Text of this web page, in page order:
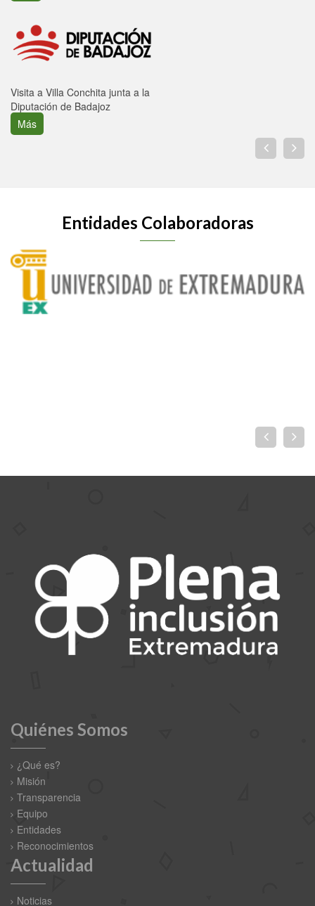
Visita a Villa Conchita junta a la
Diputación de Badajoz
Más
Entidades Colaboradoras
Quiénes Somos
¿Qué es?
Misión
Transparencia
Equipo
Entidades
Reconocimientos
Actualidad
Noticias